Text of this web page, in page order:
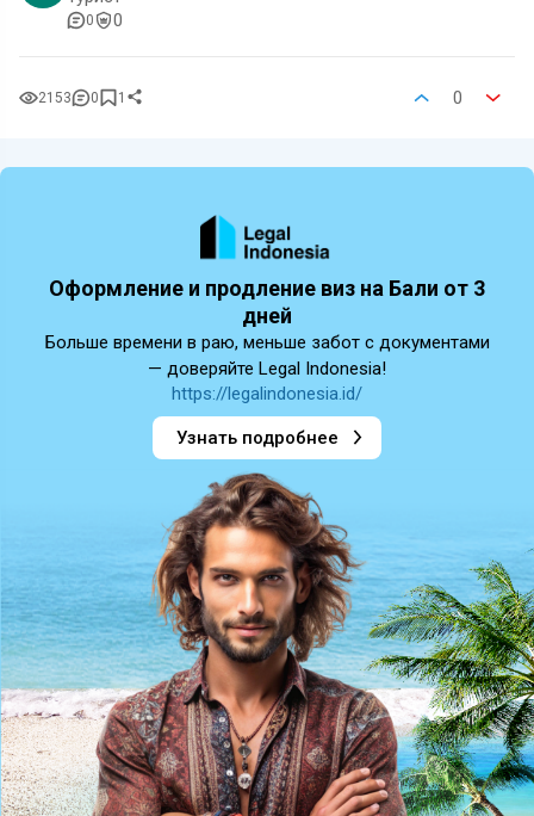
0 0
2153 0 1 0
Оформление и продление виз на Бали от 3
дней
Больше времени в раю, меньше забот с документами
— доверяйте Legal Indonesia!
https://legalindonesia.id/
Узнать подробнее